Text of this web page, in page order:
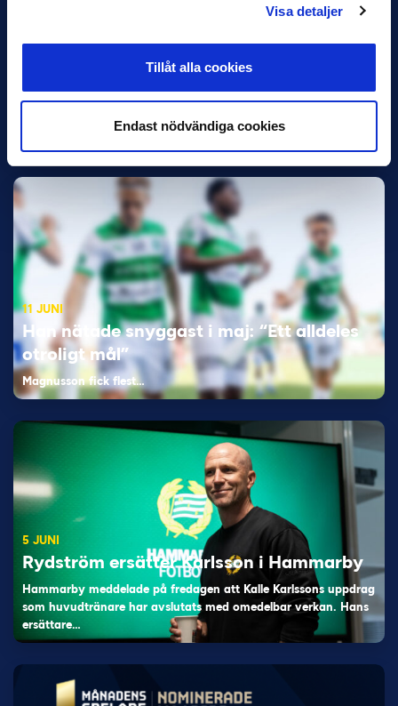
Visa detaljer
Tillåt alla cookies
Endast nödvändiga cookies
VM-spelare med förflutet i Allsvenskan
och Superettan
Bosnien & Hercegovina Armin Gigovic — Helsingborgs IF
Dennis Hadžikadunić — Malmö FF / Trelleborg FF
11 JUNI
Han nätade snyggast i maj: “Ett alldeles
otroligt mål”
Magnusson fick flest…
5 JUNI
Rydström ersätter Karlsson i Hammarby
Hammarby meddelade på fredagen att Kalle Karlssons uppdrag
som huvudtränare har avslutats med omedelbar verkan. Hans
ersättare…